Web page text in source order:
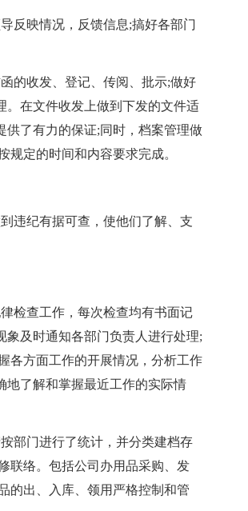
反映情况，反馈信息;搞好各部门
的收发、登记、传阅、批示;做好
。在文件收发上做到下发的文件适
供了有力的保证;同时，档案管理做
定的时间和内容要求完成。
违纪有据可查，使他们了解、支
检查工作，每次检查均有书面记
及时通知各部门负责人进行处理;
各方面工作的开展情况，分析工作
地了解和掌握最近工作的实际情
部门进行了统计，并分类建档存
联络。包括公司办用品采购、发
的出、入库、领用严格控制和管